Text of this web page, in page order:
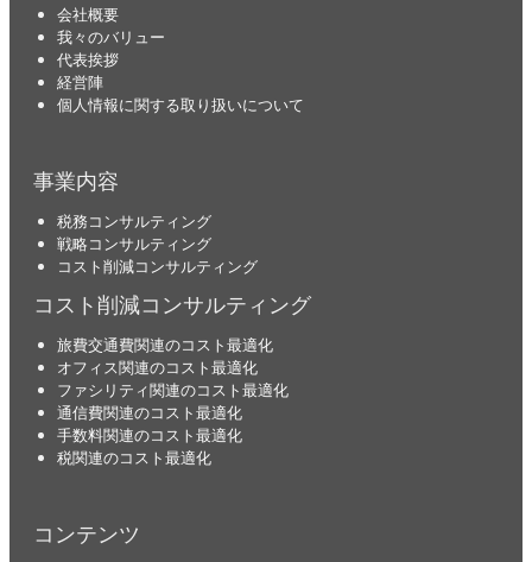
会社概要
我々のバリュー
代表挨拶
経営陣
個人情報に関する取り扱いについて
事業内容
税務コンサルティング
戦略コンサルティング
コスト削減コンサルティング
コスト削減コンサルティング
旅費交通費関連のコスト最適化
オフィス関連のコスト最適化
ファシリティ関連のコスト最適化
通信費関連のコスト最適化
手数料関連のコスト最適化
税関連のコスト最適化
コンテンツ